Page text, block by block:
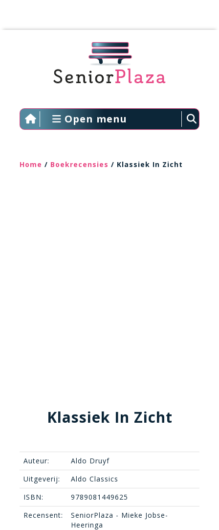
Open menu
Home / Boekrecensies / Klassiek In Zicht
Klassiek In Zicht
Auteur:
Aldo Druyf
Uitgeverij:
Aldo Classics
ISBN:
9789081449625
Recensent:
SeniorPlaza - Mieke Jobse-
Heeringa